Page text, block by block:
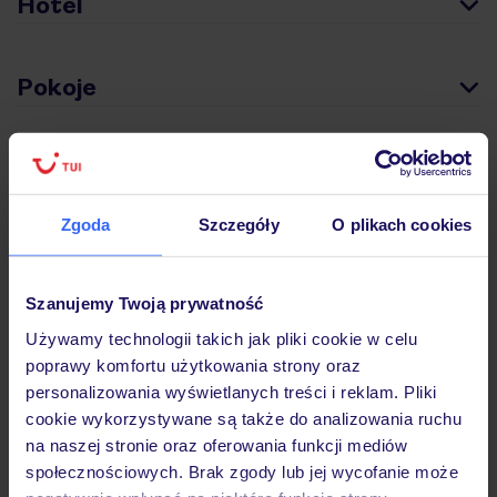
Zgoda Szczegóły O plikach cookies
Szanujemy Twoją prywatność
Używamy technologii takich jak pliki cookie w celu
poprawy komfortu użytkowania strony oraz
personalizowania wyświetlanych treści i reklam. Pliki
cookie wykorzystywane są także do analizowania ruchu
na naszej stronie oraz oferowania funkcji mediów
społecznościowych. Brak zgody lub jej wycofanie może
Pokoje
Wyżywienie
Atrakcje
Ważne informacje
Często zadawane pytania
Jak zmienić uczestników/osobę zgłaszającą?